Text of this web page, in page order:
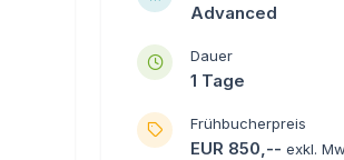
Advanced
Dauer
1 Tage
Frühbucherpreis
EUR 850,--exkl.